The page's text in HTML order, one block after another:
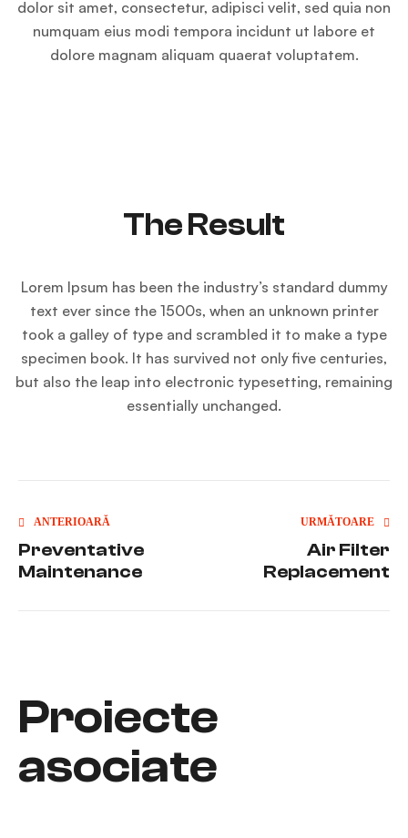
dolor sit amet, consectetur, adipisci velit, sed quia non
numquam eius modi tempora incidunt ut labore et
dolore magnam aliquam quaerat voluptatem.
The Result
Lorem Ipsum has been the industry’s standard dummy
text ever since the 1500s, when an unknown printer
took a galley of type and scrambled it to make a type
specimen book. It has survived not only five centuries,
but also the leap into electronic typesetting, remaining
essentially unchanged.
ANTERIOARĂ
Preventative
Maintenance
URMĂTOARE
Air Filter
Replacement
Proiecte
asociate